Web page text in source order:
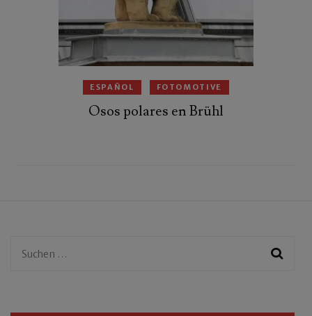
ESPAÑOL FOTOMOTIVE
Osos polares en Brühl
Suchen